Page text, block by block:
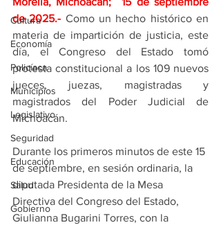
Cultura
Economía
Policíaca
Municipios
Legislativo
Seguridad
Educación
Salud
Gobierno
de 2025.- Como un hecho histórico en
materia de impartición de justicia, este
día, el Congreso del Estado tomó
protesta constitucional a los 109 nuevos
jueces, juezas, magistradas y
magistrados del Poder Judicial de
Michoacán.
Durante los primeros minutos de este 15
de septiembre, en sesión ordinaria, la
diputada Presidenta de la Mesa
Directiva del Congreso del Estado,
Giulianna Bugarini Torres, con la